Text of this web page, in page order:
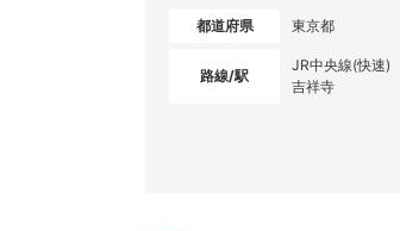
都道府県 東京都
路線/駅
JR中央線(快速)
吉祥寺